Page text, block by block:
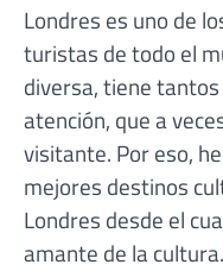
Londres es uno de
turistas de todo el
diversa, tiene
atención, que a
visitante. Por eso,
mejores destinos
Londres desde el
amante de la cultura.